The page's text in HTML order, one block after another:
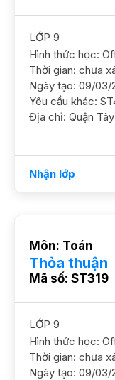
LỚP 9
Hình thức học:
Thời gian: chưa
Ngày tạo: 09/03/
Địa chỉ:
Nhận lớp
Môn: Toán
Thỏa thuận
Mã số: ST319
LỚP 9
Hình thức học:
Thời gian: chưa
Ngày tạo: 09/03/